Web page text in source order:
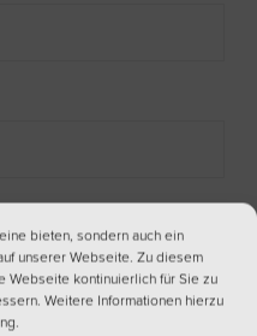
bieten, sondern auch ein
unserer Webseite. Zu diesem
Webseite kontinuierlich für Sie zu
Weitere Informationen hierzu
.